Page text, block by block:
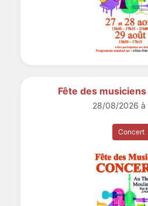
Fête des musiciens
28/08/2026 à
Concert